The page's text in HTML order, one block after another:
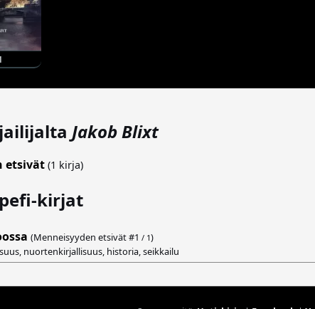
Jakob Blixt
etsivät (1 kirja)
kirjat
(Menneisyyden etsivät #1 / 1)
nuortenkirjallisuus, historia, seikkailu